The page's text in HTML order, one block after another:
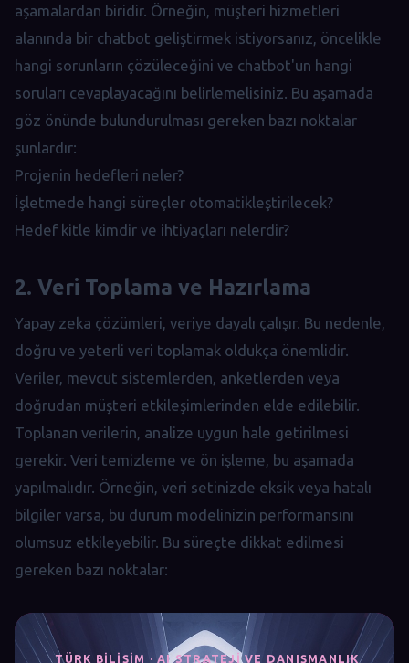
aşamalardan biridir. Örneğin, müşteri hizmetleri
alanında bir chatbot geliştirmek istiyorsanız, öncelikle
hangi sorunların çözüleceğini ve chatbot'un hangi
soruları cevaplayacağını belirlemelisiniz. Bu aşamada
göz önünde bulundurulması gereken bazı noktalar
şunlardır:
Projenin hedefleri neler?
İşletmede hangi süreçler otomatikleştirilecek?
Hedef kitle kimdir ve ihtiyaçları nelerdir?
2. Veri Toplama ve Hazırlama
Yapay zeka çözümleri, veriye dayalı çalışır. Bu nedenle,
doğru ve yeterli veri toplamak oldukça önemlidir.
Veriler, mevcut sistemlerden, anketlerden veya
doğrudan müşteri etkileşimlerinden elde edilebilir.
Toplanan verilerin, analize uygun hale getirilmesi
gerekir. Veri temizleme ve ön işleme, bu aşamada
yapılmalıdır. Örneğin, veri setinizde eksik veya hatalı
bilgiler varsa, bu durum modelinizin performansını
olumsuz etkileyebilir. Bu süreçte dikkat edilmesi
gereken bazı noktalar:
TÜRK BILIŞIM · AI STRATEJI VE DANIŞMANLIK